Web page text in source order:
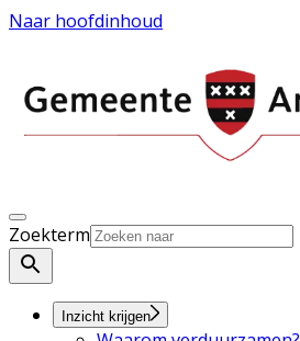
Naar hoofdinhoud
Zoekterm
Inzicht krijgen